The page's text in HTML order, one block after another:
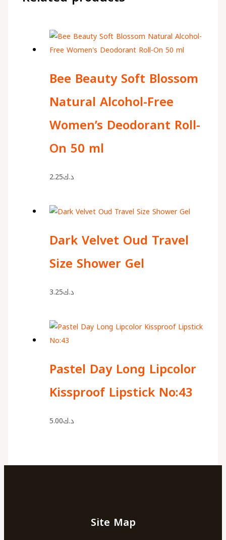
Bee Beauty Soft Blossom
Natural Alcohol-Free
Women’s Deodorant Roll-
On 50 ml
د.ك2.25
Dark Velvet Oud Travel
Size Shower Gel
د.ك3.25
Pastel Day Long Lipcolor
Kissproof Lipstick No:43
د.ك5.00
Site Map